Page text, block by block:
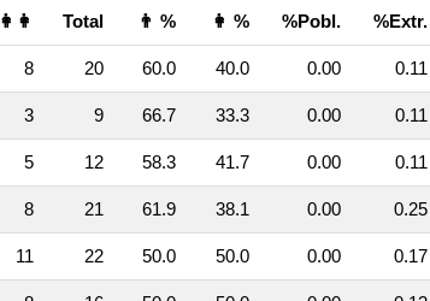
👩👩 Total 👨 % 👩 % %Pobl. %Extr.
8 20 60.0 40.0 0.00 0.11
3 9 66.7 33.3 0.00 0.11
5 12 58.3 41.7 0.00 0.11
8 21 61.9 38.1 0.00 0.25
11 22 50.0 50.0 0.00 0.17